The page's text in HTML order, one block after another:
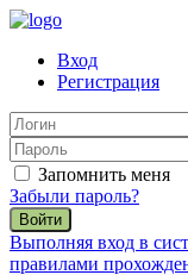
Вход
Регистрация
Запомнить меня
Забыли пароль?
Войти
Выполняя вход в
правилами